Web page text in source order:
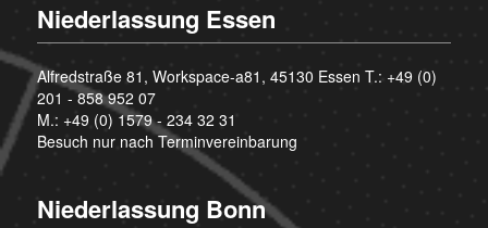
Niederlassung Essen
Alfredstraße 81, Workspace-a81, 45130 Essen T.: +49 (0)
201 - 858 952 07
M.: +49 (0) 1579 - 234 32 31
Besuch nur nach Terminvereinbarung
Niederlassung Bonn